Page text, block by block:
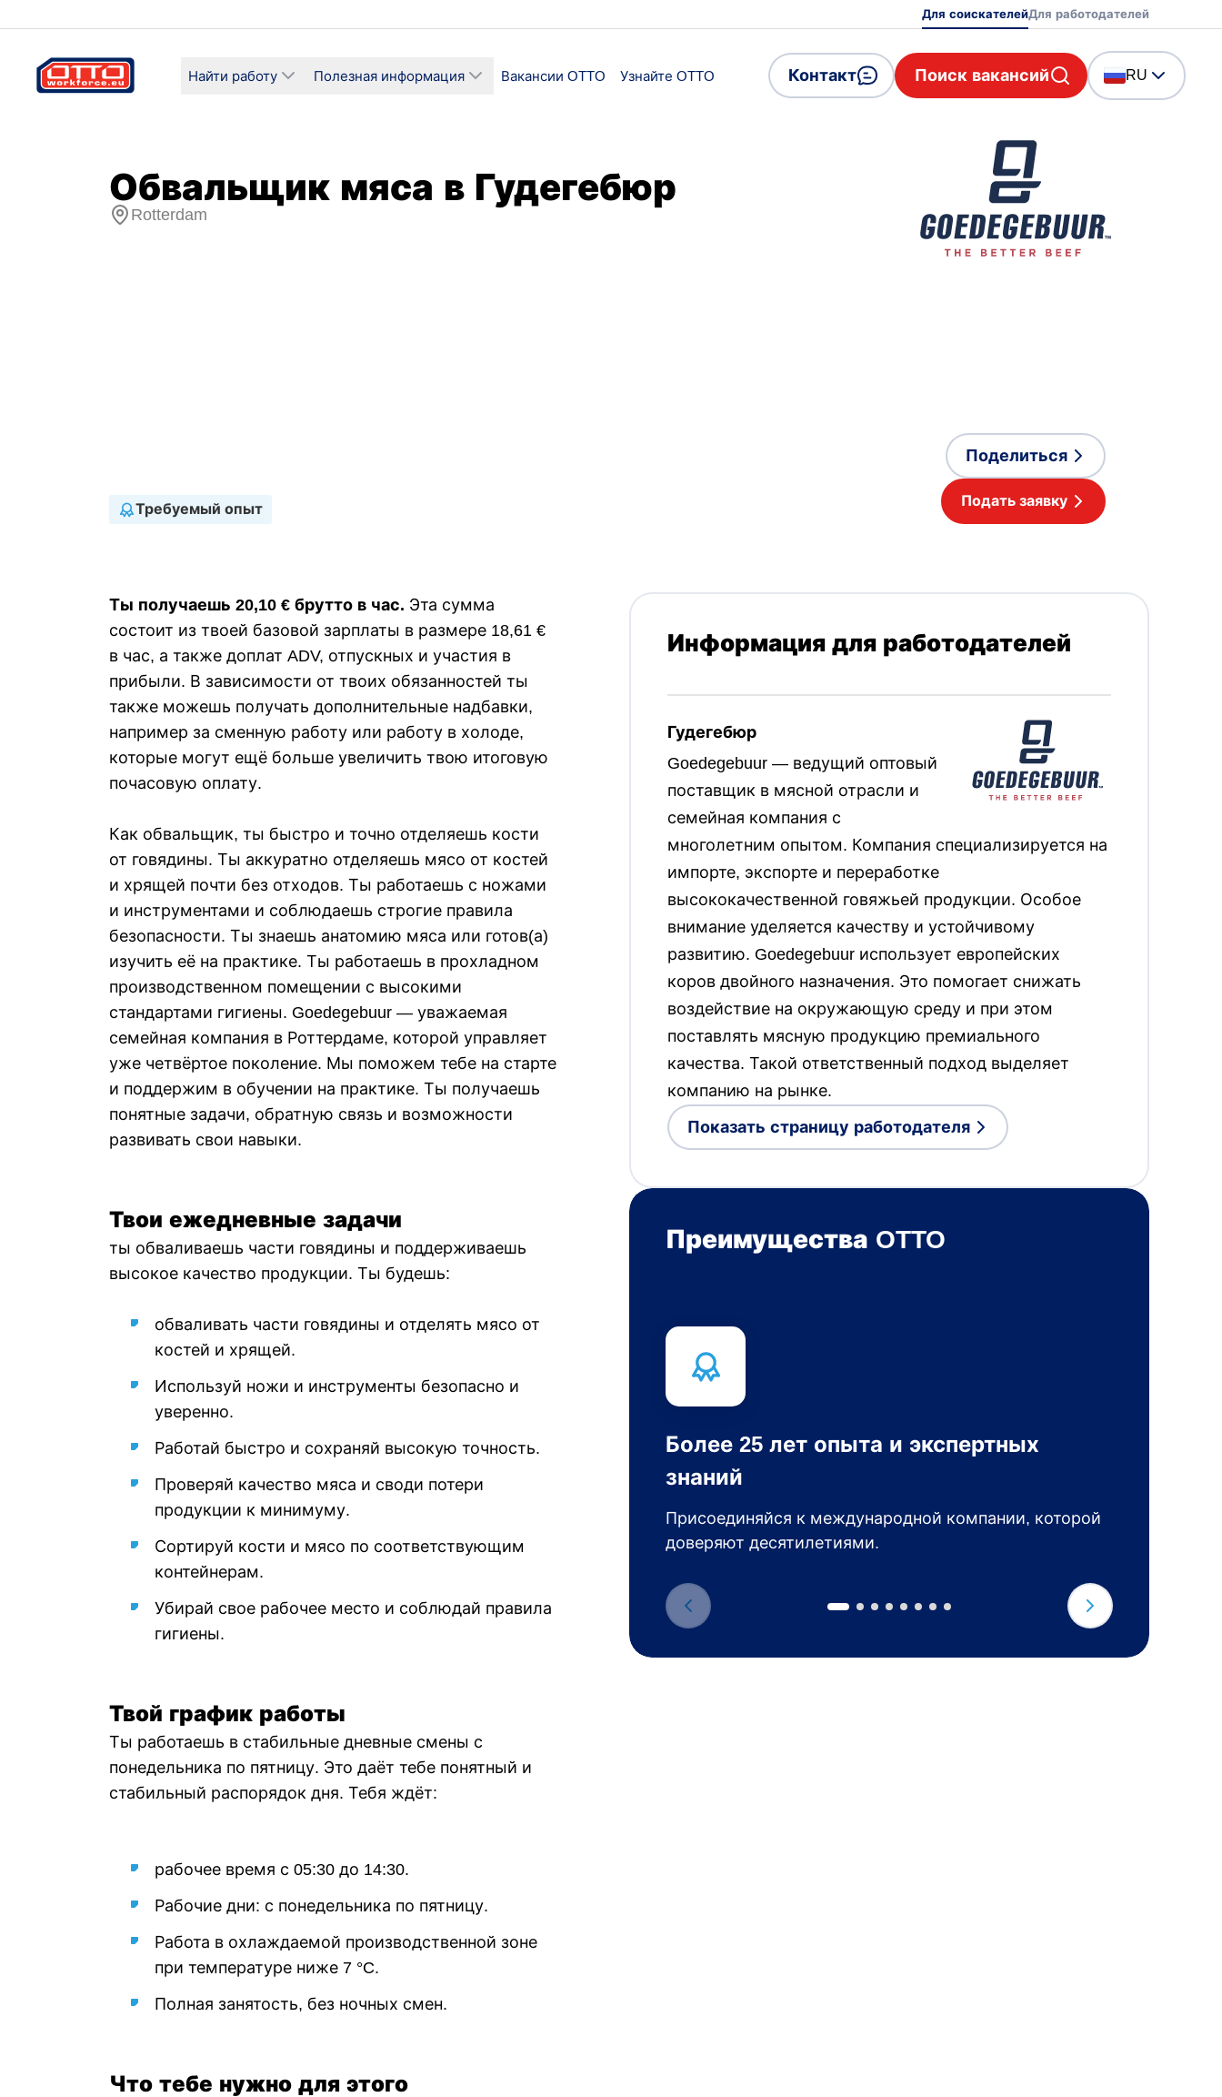
Для соискателейДля работодателей
Найти работу Полезная информация Вакансии OTTO Узнайте OTTO Контакт Поиск вакансий RU
Обвальщик мяса в Гудегебюр
Rotterdam
Требуемый опыт
Поделиться
Подать заявку
Ты получаешь 20,10 € брутто в час. Эта сумма
состоит из твоей базовой зарплаты в размере 18,61 €
в час, а также доплат ADV, отпускных и участия в
прибыли. В зависимости от твоих обязанностей ты
также можешь получать дополнительные надбавки,
например за сменную работу или работу в холоде,
которые могут ещё больше увеличить твою итоговую
почасовую оплату.
Как обвальщик, ты быстро и точно отделяешь кости
от говядины. Ты аккуратно отделяешь мясо от костей
и хрящей почти без отходов. Ты работаешь с ножами
и инструментами и соблюдаешь строгие правила
безопасности. Ты знаешь анатомию мяса или готов(а)
изучить её на практике. Ты работаешь в прохладном
производственном помещении с высокими
стандартами гигиены. Goedegebuur — уважаемая
семейная компания в Роттердаме, которой управляет
уже четвёртое поколение. Мы поможем тебе на старте
и поддержим в обучении на практике. Ты получаешь
понятные задачи, обратную связь и возможности
развивать свои навыки.
Твои ежедневные задачи
ты обваливаешь части говядины и поддерживаешь
высокое качество продукции. Ты будешь:
обваливать части говядины и отделять мясо от
костей и хрящей.
Используй ножи и инструменты безопасно и
уверенно.
Работай быстро и сохраняй высокую точность.
Проверяй качество мяса и своди потери
продукции к минимуму.
Сортируй кости и мясо по соответствующим
контейнерам.
Убирай свое рабочее место и соблюдай правила
гигиены.
Твой график работы
Ты работаешь в стабильные дневные смены с
понедельника по пятницу. Это даёт тебе понятный и
стабильный распорядок дня. Тебя ждёт:
рабочее время с 05:30 до 14:30.
Рабочие дни: с понедельника по пятницу.
Работа в охлаждаемой производственной зоне
при температуре ниже 7 °C.
Полная занятость, без ночных смен.
Что тебе нужно для этого
Информация для работодателей
Гудегебюр
Goedegebuur — ведущий оптовый
поставщик в мясной отрасли и
семейная компания с
многолетним опытом. Компания специализируется на
импорте, экспорте и переработке
высококачественной говяжьей продукции. Особое
внимание уделяется качеству и устойчивому
развитию. Goedegebuur использует европейских
коров двойного назначения. Это помогает снижать
воздействие на окружающую среду и при этом
поставлять мясную продукцию премиального
качества. Такой ответственный подход выделяет
компанию на рынке.
Показать страницу работодателя
Преимущества OTTO
Более 25 лет опыта и экспертных
знаний
Присоединяйся к международной компании, которой
доверяют десятилетиями.